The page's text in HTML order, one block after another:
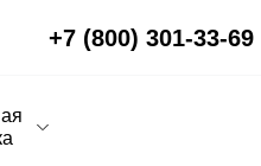
+7 (800) 301-33-69